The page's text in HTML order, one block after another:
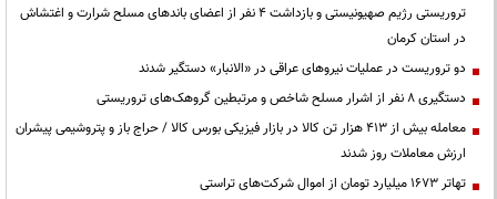
تروریستی رژیم صهیونیستی و بازداشت ۴ نفر از اعضای باندهای مسلح شرارت و اغتشاش
در استان کرمان
دو تروریست در عملیات نیروهای عراقی در «الانبار» دستگیر شدند
دستگیری ۸ نفر از اشرار مسلح شاخص و مرتبطین گروهک‌های تروریستی
معامله بیش از ۴۱۳ هزار تن کالا در بازار فیزیکی بورس کالا / حراج باز و پتروشیمی پیشران
ارزش معاملات روز شدند
تهاتر ۱۶۷۳ میلیارد تومان از اموال شرکت‌های تراستی